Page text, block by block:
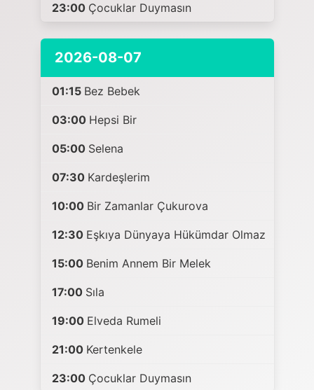
23:00 Çocuklar Duymasın
2026-08-07
01:15 Bez Bebek
03:00 Hepsi Bir
05:00 Selena
07:30 Kardeşlerim
10:00 Bir Zamanlar Çukurova
12:30 Eşkıya Dünyaya Hükümdar Olmaz
15:00 Benim Annem Bir Melek
17:00 Sıla
19:00 Elveda Rumeli
21:00 Kertenkele
23:00 Çocuklar Duymasın